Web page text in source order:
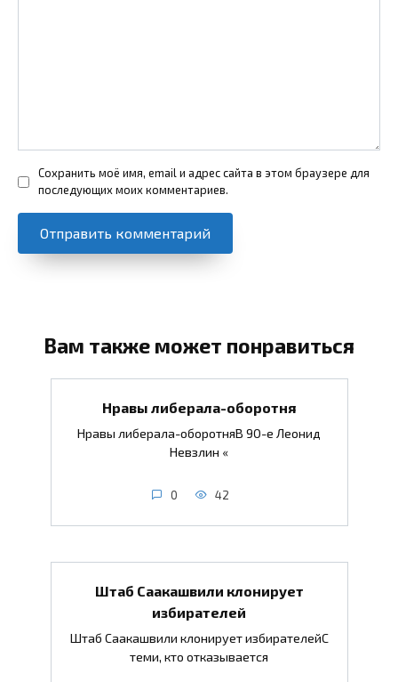
Сохранить моё имя, email и адрес сайта в этом браузере для
последующих моих комментариев.
Вам также может понравиться
Нравы либерала-оборотня
Нравы либерала-оборотняВ 90-е Леонид
Невзлин «
0 42
Штаб Саакашвили клонирует
избирателей
Штаб Саакашвили клонирует избирателейС
теми, кто отказывается